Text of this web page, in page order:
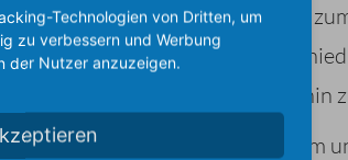
die Genossenschaft sich nicht
eigne sich für sehr
Co-Working-Spaces bis hin
die Vorteile der Rechtsform
Technologien von Dritten, um
zu verbessern und Werbung
der Nutzer anzuzeigen.